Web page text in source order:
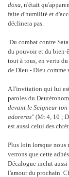
doxa , n'était
faite d'humilité et
déclinera pas.
Du combat contre
du pouvoir et du bien-
tout à tous, en vertu
de Dieu - Dieu comme
A l'invitation qui lui
paroles du
devant le Seigneur
adoreras"(Mt 4, 10 ;
est aussi celui des
Plus loin lorsque nous
verrons que cette
Décalogue inclut aussi
l'amour du prochain.